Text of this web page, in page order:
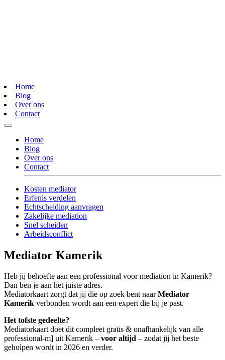
Home
Blog
Over ons
Contact
Home
Blog
Over ons
Contact
Kosten mediator
Erfenis verdelen
Echtscheiding aanvragen
Zakelijke mediation
Snel scheiden
Arbeidsconflict
Mediator Kamerik
Heb jij behoefte aan een professional voor mediation in Kamerik?
Dan ben je aan het juiste adres.
Mediatorkaart zorgt dat jij die op zoek bent naarMediator
Kamerik verbonden wordt aan een expert die bij je past.
Het tofste gedeelte?
Mediatorkaart doet dit compleet gratis & onafhankelijk van alle
professional-m] uit Kamerik – voor altijd – zodat jij het beste
geholpen wordt in 2026 en verder.